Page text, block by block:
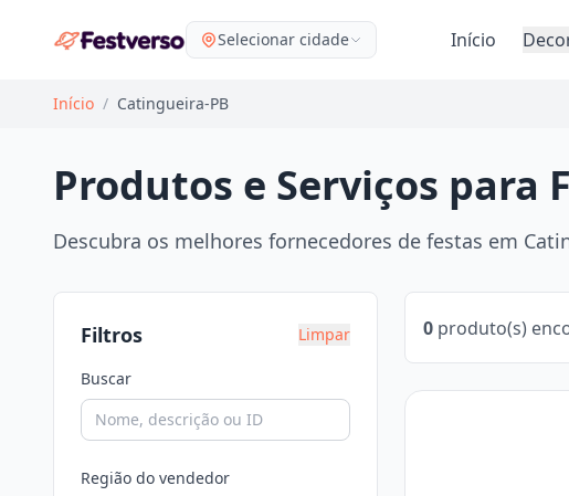
Selecionar cidade Início
Início / Catingueira-PB
Produtos e Serviços para
Descubra os melhores fornecedores de festas em
Filtros Limpar
Buscar
Região do vendedor
0 produto(s)